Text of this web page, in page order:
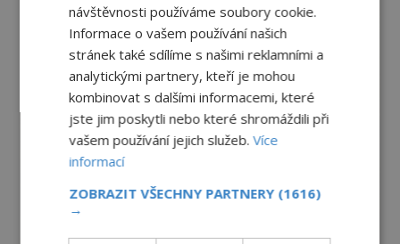
návštěvnosti používáme soubory cookie.
Informace o vašem používání našich
stránek také sdílíme s našimi reklamními a
analytickými partnery, kteří je mohou
kombinovat s dalšími informacemi, které
jste jim poskytli nebo které shromáždili při
vašem používání jejich služeb.Více
informací
ZOBRAZIT VŠECHNY PARTNERY (1616)
→